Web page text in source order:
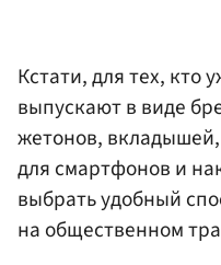
Кстати, для тех, кто
выпускают в виде
жетонов,
для смартфонов и
выбрать удобный
на общественном